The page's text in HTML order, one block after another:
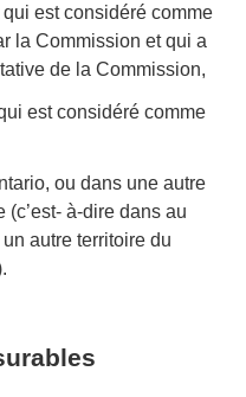
est considéré comme
la Commission et qui a
de la Commission,
est considéré comme
ou dans une autre
à-dire dans au
autre territoire du